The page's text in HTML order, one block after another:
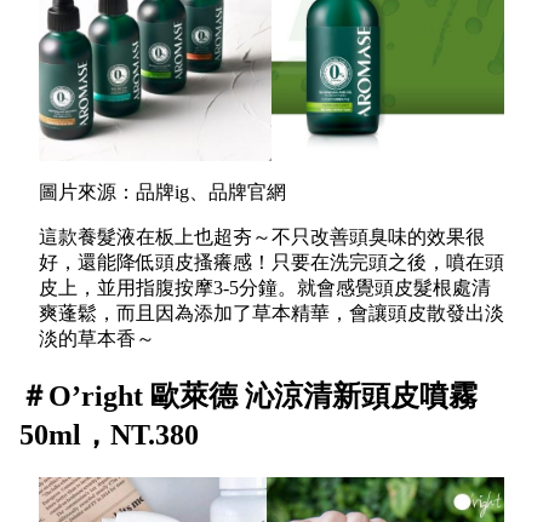
圖片來源：品牌ig、品牌官網
這款養髮液在板上也超夯～不只改善頭臭味的效果很
好，還能降低頭皮搔癢感！只要在洗完頭之後，噴在頭
皮上，並用指腹按摩3-5分鐘。就會感覺頭皮髮根處清
爽蓬鬆，而且因為添加了草本精華，會讓頭皮散發出淡
淡的草本香～
＃O’right 歐萊德 沁涼清新頭皮噴霧
50ml，NT.380